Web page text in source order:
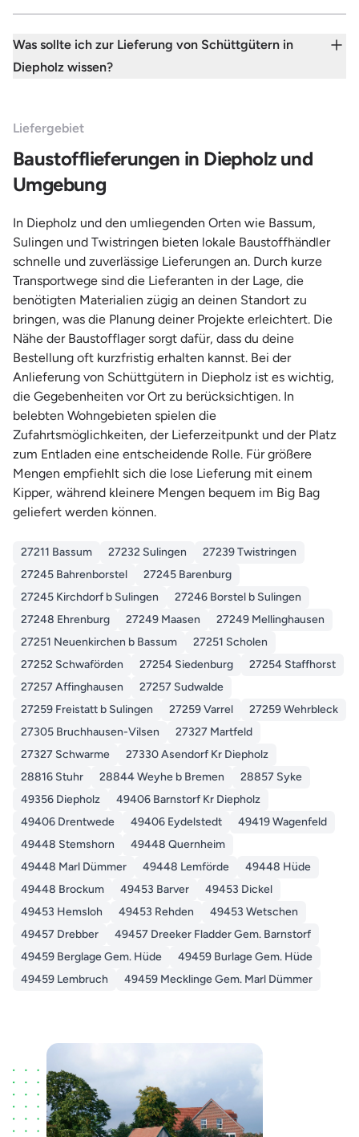
Was sollte ich zur Lieferung von Schüttgütern in
Diepholz wissen?
Liefergebiet
Baustofflieferungen in Diepholz und
Umgebung
In Diepholz und den umliegenden Orten wie Bassum,
Sulingen und Twistringen bieten lokale Baustoffhändler
schnelle und zuverlässige Lieferungen an. Durch kurze
Transportwege sind die Lieferanten in der Lage, die
benötigten Materialien zügig an deinen Standort zu
bringen, was die Planung deiner Projekte erleichtert. Die
Nähe der Baustofflager sorgt dafür, dass du deine
Bestellung oft kurzfristig erhalten kannst. Bei der
Anlieferung von Schüttgütern in Diepholz ist es wichtig,
die Gegebenheiten vor Ort zu berücksichtigen. In
belebten Wohngebieten spielen die
Zufahrtsmöglichkeiten, der Lieferzeitpunkt und der Platz
zum Entladen eine entscheidende Rolle. Für größere
Mengen empfiehlt sich die lose Lieferung mit einem
Kipper, während kleinere Mengen bequem im Big Bag
geliefert werden können.
27211 Bassum 27232 Sulingen
27239 Twistringen
27245 Bahrenborstel
27245 Barenburg
27245 Kirchdorf b Sulingen
27246 Borstel b Sulingen
27248 Ehrenburg
27249 Maasen
27249 Mellinghausen
27251 Neuenkirchen b Bassum
27251 Scholen
27252 Schwaförden
27254 Siedenburg
27254 Staffhorst
27257 Affinghausen
27257 Sudwalde
27259 Freistatt b Sulingen
27259 Varrel
27259 Wehrbleck
27305 Bruchhausen-Vilsen
27327 Martfeld
27327 Schwarme
27330 Asendorf Kr Diepholz
28816 Stuhr
28844 Weyhe b Bremen
28857 Syke
49356 Diepholz
49406 Barnstorf Kr Diepholz
49406 Drentwede
49406 Eydelstedt
49419 Wagenfeld
49448 Stemshorn
49448 Quernheim
49448 Marl Dümmer
49448 Lemförde
49448 Hüde
49448 Brockum
49453 Barver
49453 Dickel
49453 Hemsloh
49453 Rehden
49453 Wetschen
49457 Drebber
49457 Dreeker Fladder Gem. Barnstorf
49459 Berglage Gem. Hüde
49459 Burlage Gem. Hüde
49459 Lembruch
49459 Mecklinge Gem. Marl Dümmer